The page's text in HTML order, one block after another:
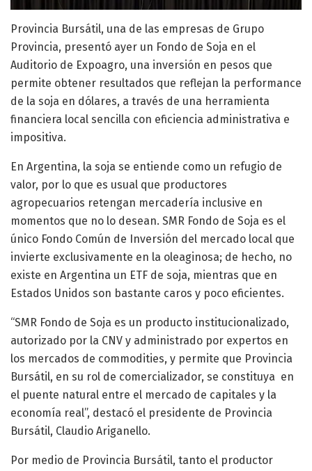
Provincia Bursátil, una de las empresas de Grupo
Provincia, presentó ayer un Fondo de Soja en el
Auditorio de Expoagro, una inversión en pesos que
permite obtener resultados que reflejan la performance
de la soja en dólares, a través de una herramienta
financiera local sencilla con eficiencia administrativa e
impositiva.
En Argentina, la soja se entiende como un refugio de
valor, por lo que es usual que productores
agropecuarios retengan mercadería inclusive en
momentos que no lo desean. SMR Fondo de Soja es el
único Fondo Común de Inversión del mercado local que
invierte exclusivamente en la oleaginosa; de hecho, no
existe en Argentina un ETF de soja, mientras que en
Estados Unidos son bastante caros y poco eficientes.
“SMR Fondo de Soja es un producto institucionalizado,
autorizado por la CNV y administrado por expertos en
los mercados de commodities, y permite que Provincia
Bursátil, en su rol de comercializador, se constituya en
el puente natural entre el mercado de capitales y la
economía real”, destacó el presidente de Provincia
Bursátil, Claudio Ariganello.
Por medio de Provincia Bursátil, tanto el productor